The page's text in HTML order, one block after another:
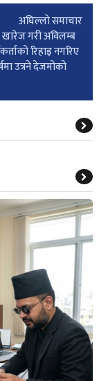
अघिल्लाे समाचार
खारेज गरी अविलम्ब
रिहाइ नगरिए
उत्रने देजमोको